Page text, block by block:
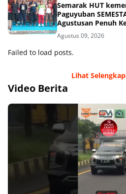
Semarak HUT
Paguyuban
Agustusan Penuh
Keceriaan
Agustus 09, 2026
Failed to load posts.
Lihat
Video Berita